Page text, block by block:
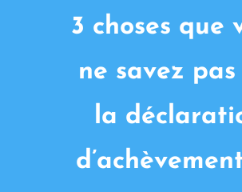
3 choses que
ne savez pas
la